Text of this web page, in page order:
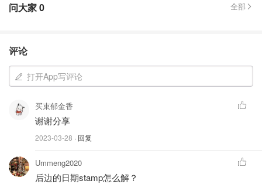
问大家0 全部
评论
打开App写评论
买束郁金香
谢谢分享
2023-03-28 · 回复
Ummeng2020
后边的日期stamp怎么解？